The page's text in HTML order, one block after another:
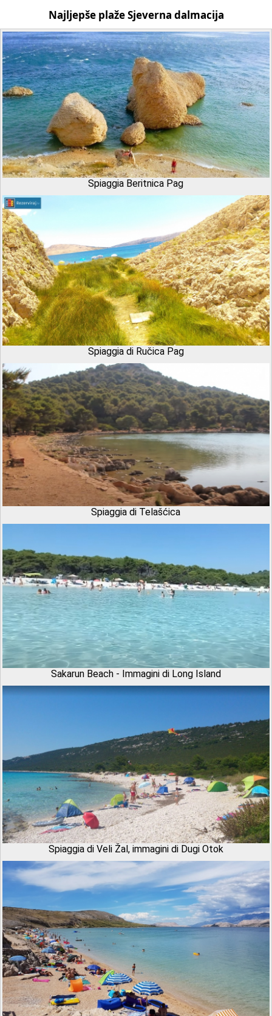
Najljepše plaže Sjeverna dalmacija
Spiaggia Beritnica Pag
Spiaggia di Ručica Pag
Spiaggia di Telašćica
Sakarun Beach - Immagini di Long Island
Spiaggia di Veli Žal, immagini di Dugi Otok